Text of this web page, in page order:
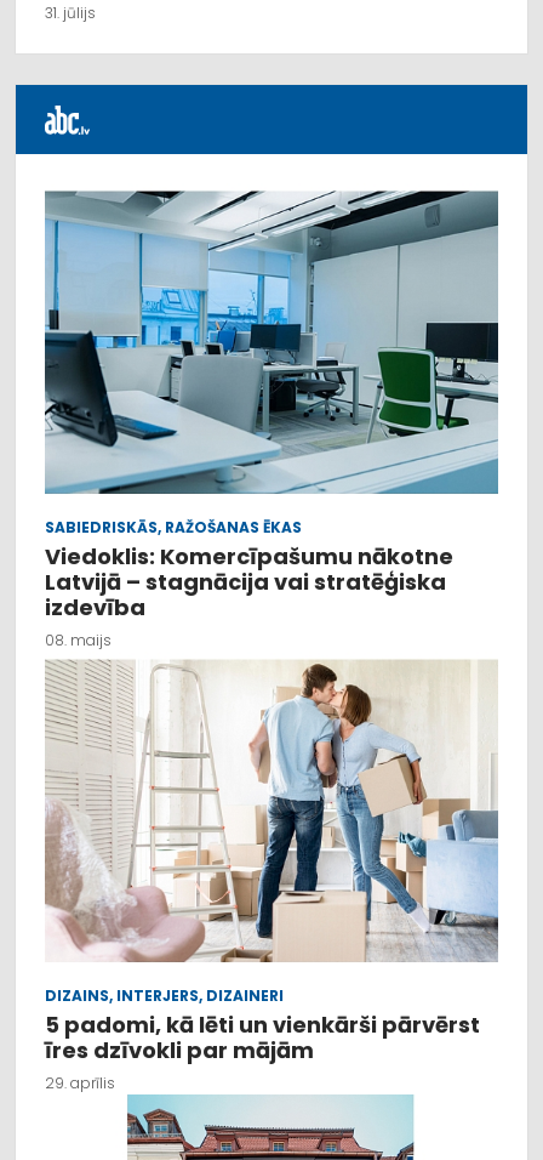
31. jūlijs
SABIEDRISKĀS, RAŽOŠANAS ĒKAS
Viedoklis: Komercīpašumu nākotne
Latvijā – stagnācija vai stratēģiska
izdevība
08. maijs
DIZAINS, INTERJERS, DIZAINERI
5 padomi, kā lēti un vienkārši pārvērst
īres dzīvokli par mājām
29. aprīlis